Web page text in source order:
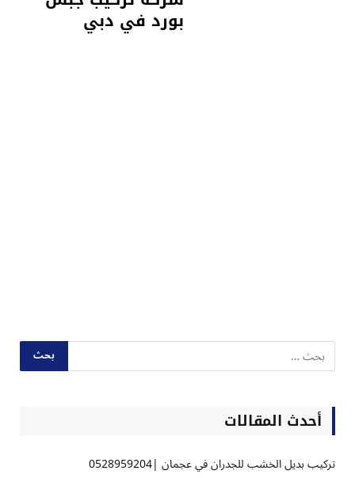
بورد في دبي
أحدث المقالات
تركيب بديل الخشب للجدران في عجمان |0528959204